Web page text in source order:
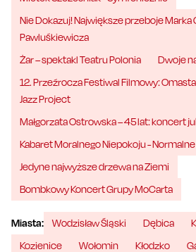
Nie Dokazuj! Największe przeboje Marka
Pawluśkiewicza
Żar – spektakl Teatru Polonia
Dwoje
12. Przeźrocza Festiwal Filmowy:
Jazz Project
Małgorzata Ostrowska – 45 lat: koncert
Kabaret Moralnego Niepokoju -
Jedyne najwyższe drzewa na Ziemi
Bombkowy Koncert Grupy MoCarta
Miasta: Wodzisław Śląski Dębica
Kozienice
Wołomin Kłodzko